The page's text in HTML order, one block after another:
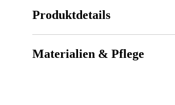
Produktdetails
Materialien & Pflege